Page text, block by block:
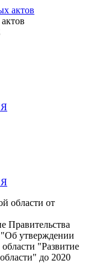
области от
Правительства
утверждении
"Развитие
до 2020